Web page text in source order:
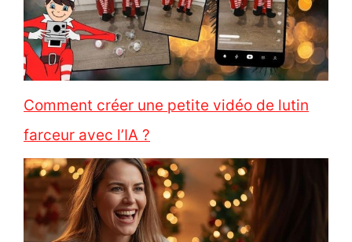
Comment créer une petite vidéo de lutin
farceur avec l’IA ?